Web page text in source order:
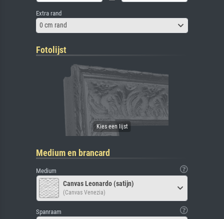
Extra rand
0 cm rand
Fotolijst
Medium en brancard
Medium
Canvas Leonardo (satijn)
(Canvas Venezia)
Spanraam